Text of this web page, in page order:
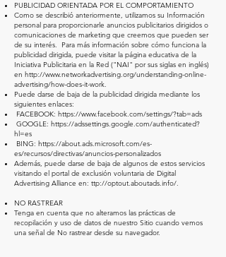
PUBLICIDAD ORIENTADA POR EL COMPORTAMIENTO
Como se describió anteriormente, utilizamos su Información
personal para proporcionarle anuncios publicitarios dirigidos o
comunicaciones de marketing que creemos que pueden ser
de su interés. Para más información sobre cómo funciona la
publicidad dirigida, puede visitar la página educativa de la
Iniciativa Publicitaria en la Red ("NAI" por sus siglas en inglés)
en http://www.networkadvertising.org/understanding-online-
advertising/how-does-it-work.
Puede darse de baja de la publicidad dirigida mediante los
siguientes enlaces:
FACEBOOK: https://www.facebook.com/settings/?tab=ads
GOOGLE: https://adssettings.google.com/authenticated?
hl=es
BING: https://about.ads.microsoft.com/es-
es/recursos/directivas/anuncios-personalizados
Además, puede darse de baja de algunos de estos servicios
visitando el portal de exclusión voluntaria de Digital
Advertising Alliance en: ttp://optout.aboutads.info/.
NO RASTREAR
Tenga en cuenta que no alteramos las prácticas de
recopilación y uso de datos de nuestro Sitio cuando vemos
una señal de No rastrear desde su navegador.